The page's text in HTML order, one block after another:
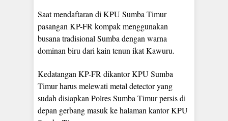
Saat mendaftaran di KPU Sumba Timur
pasangan KP-FR kompak menggunakan
busana tradisional Sumba dengan warna
dominan biru dari kain tenun ikat Kawuru.
Kedatangan KP-FR dikantor KPU Sumba
Timur harus melewati metal detector yang
sudah disiapkan Polres Sumba Timur persis di
depan gerbang masuk ke halaman kantor KPU